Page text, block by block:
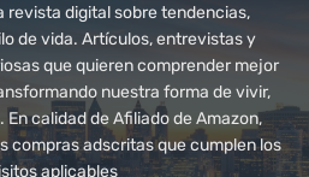
revista digital sobre tendencias,
de vida. Artículos, entrevistas y
que quieren comprender mejor
nuestra forma de vivir,
calidad de Afiliado de Amazon,
compras adscritas que cumplen los
aplicables